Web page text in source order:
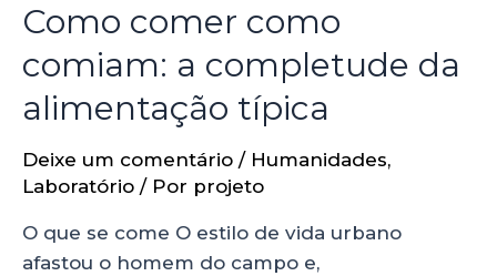
Como comer como
comiam: a completude da
alimentação típica
Deixe um comentário / Humanidades,
Laboratório / Por projeto
O que se come O estilo de vida urbano
afastou o homem do campo e,